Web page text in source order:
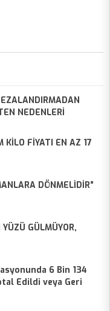
NEDENLERİ
KİLO FİYATI EN AZ 17
DÖNMELİDİR”
GÜLMÜYOR,
6 Bin 134
Edildi veya Geri